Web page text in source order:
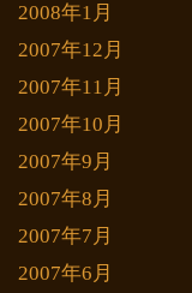
2008年1月
2007年12月
2007年11月
2007年10月
2007年9月
2007年8月
2007年7月
2007年6月